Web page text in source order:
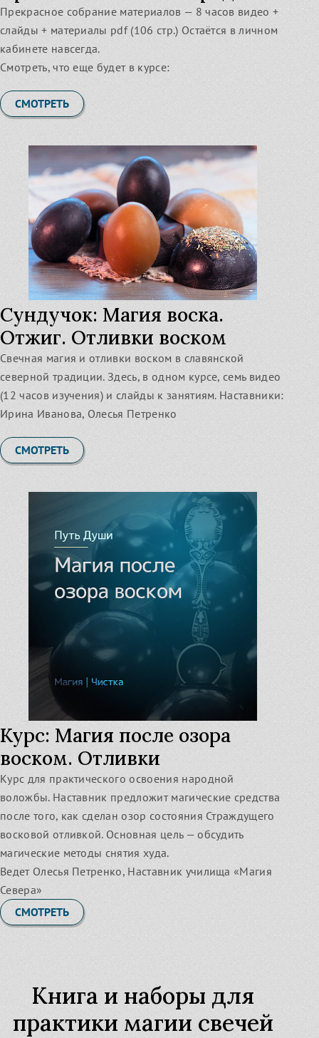
Прекрасное собрание материалов — 8 часов видео +
слайды + материалы pdf (106 стр.) Остаётся в личном
кабинете навсегда.
Смотреть, что еще будет в курсе:
СМОТРЕТЬ
Сундучок: Магия воска.
Отжиг. Отливки воском
Свечная магия и отливки воском в славянской
северной традиции. Здесь, в одном курсе, семь видео
(12 часов изучения) и слайды к занятиям. Наставники:
Ирина Иванова, Олесья Петренко
СМОТРЕТЬ
Курс: Магия после озора
воском. Отливки
Курс для практического освоения народной
воложбы. Наставник предложит магические средства
после того, как сделан озор состояния Страждущего
восковой отливкой. Основная цель — обсудить
магические методы снятия худа.
Ведет Олесья Петренко, Наставник училища «Магия
Севера»
СМОТРЕТЬ
Книга и наборы для
практики магии свечей